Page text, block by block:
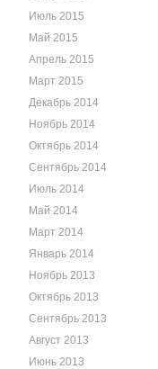
Июль 2015
Май 2015
Апрель 2015
Март 2015
Декабрь 2014
Ноябрь 2014
Октябрь 2014
Сентябрь 2014
Июль 2014
Май 2014
Март 2014
Январь 2014
Ноябрь 2013
Октябрь 2013
Сентябрь 2013
Август 2013
Июнь 2013